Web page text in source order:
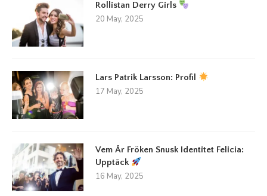
Rollistan Derry Girls
20 May, 2025
Lars Patrik Larsson: Profil
17 May, 2025
Vem Är Fröken Snusk Identitet Felicia:
Upptäck
16 May, 2025